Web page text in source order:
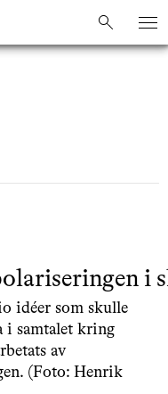
sök
sök
i
idéer som skulle
i samtalet kring
av
(Foto: Henrik